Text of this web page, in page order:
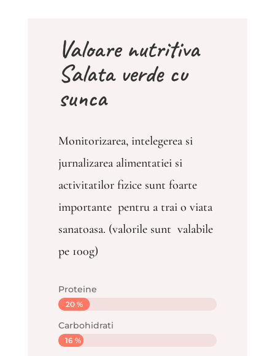
Valoare nutritiva
Salata verde cu
sunca
Monitorizarea, intelegerea si
jurnalizarea alimentatiei si
activitatilor fizice sunt foarte
importante pentru a trai o viata
sanatoasa. (valorile sunt valabile
pe 100g)
Proteine
20 %
20 %
Carbohidrati
16 %
16 %